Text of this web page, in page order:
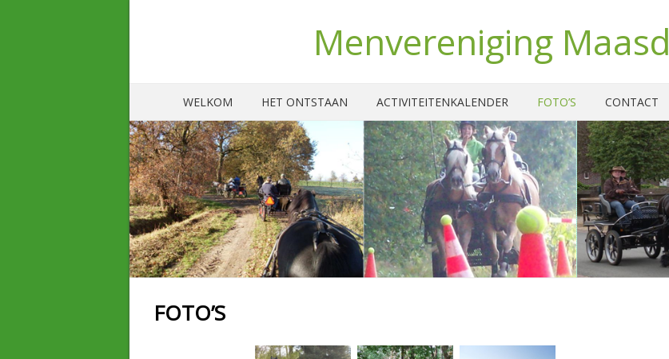
Menvereniging
WELKOM HET ONTSTAAN ACTIVITEITENKALENDER FOTO’S CONTACT
FOTO’S